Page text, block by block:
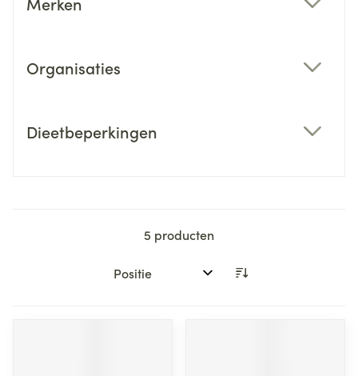
Organisaties
Dieetbeperkingen
5 producten
Sorteer op: